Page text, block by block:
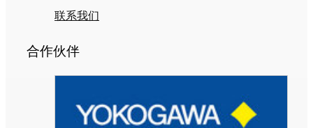
联系我们
合作伙伴